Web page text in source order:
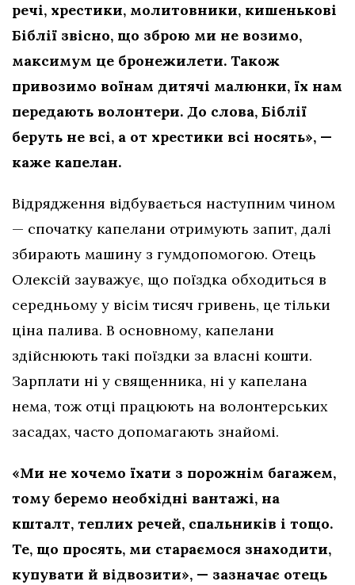
речі, хрестики, молитовники, кишенькові
Біблії звісно, що зброю ми не возимо,
максимум це бронежилети. Також
привозимо воїнам дитячі малюнки, їх нам
передають волонтери. До слова, Біблії
беруть не всі, а от хрестики всі носять», —
каже капелан.
Відрядження відбувається наступним чином
— спочатку капелани отримують запит, далі
збирають машину з гумдопомогою. Отець
Олексій зауважує, що поїздка обходиться в
середньому у вісім тисяч гривень, це тільки
ціна палива. В основному, капелани
здійснюють такі поїздки за власні кошти.
Зарплати ні у священника, ні у капелана
нема, тож отці працюють на волонтерських
засадах, часто допомагають знайомі.
«Ми не хочемо їхати з порожнім багажем,
тому беремо необхідні вантажі, на
кшталт, теплих речей, спальників і тощо.
Те, що просять, ми стараємося знаходити,
купувати й відвозити», — зазначає отець